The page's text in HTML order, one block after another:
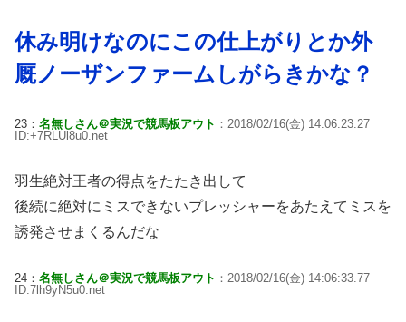
休み明けなのにこの仕上がりとか外
厩ノーザンファームしがらきかな？
23： 名無しさん＠実況で競馬板アウト ：2018/02/16(金) 14:06:23.27
ID:+7RLUl8u0.net
羽生絶対王者の得点をたたき出して
後続に絶対にミスできないプレッシャーをあたえてミスを
誘発させまくるんだな
24： 名無しさん＠実況で競馬板アウト ：2018/02/16(金) 14:06:33.77
ID:7lh9yN5u0.net